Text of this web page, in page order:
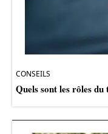
CONSEILS
Quels sont les rôles